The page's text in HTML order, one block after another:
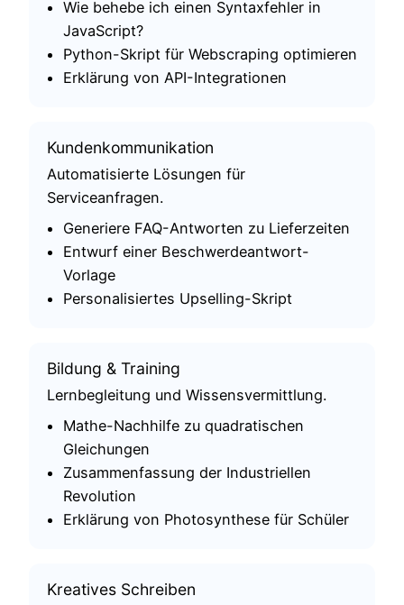
Wie behebe ich einen Syntaxfehler in
JavaScript?
Python-Skript für Webscraping optimieren
Erklärung von API-Integrationen
Kundenkommunikation
Automatisierte Lösungen für
Serviceanfragen.
Generiere FAQ-Antworten zu Lieferzeiten
Entwurf einer Beschwerdeantwort-
Vorlage
Personalisiertes Upselling-Skript
Bildung & Training
Lernbegleitung und Wissensvermittlung.
Mathe-Nachhilfe zu quadratischen
Gleichungen
Zusammenfassung der Industriellen
Revolution
Erklärung von Photosynthese für Schüler
Kreatives Schreiben